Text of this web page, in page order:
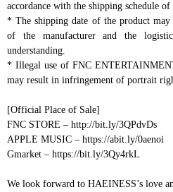
accordance with the shipping schedule
* The shipping date of the product may
of the manufacturer and the
understanding.
* Illegal use of FNC
may result in infringement of portrait
[Official Place of Sale]
FNC STORE – http://bit.ly/3QPdvDs
APPLE MUSIC – https://abit.ly/0aenoi
Gmarket – https://bit.ly/3Qy4rkL
We look forward to HAEINESS’s love